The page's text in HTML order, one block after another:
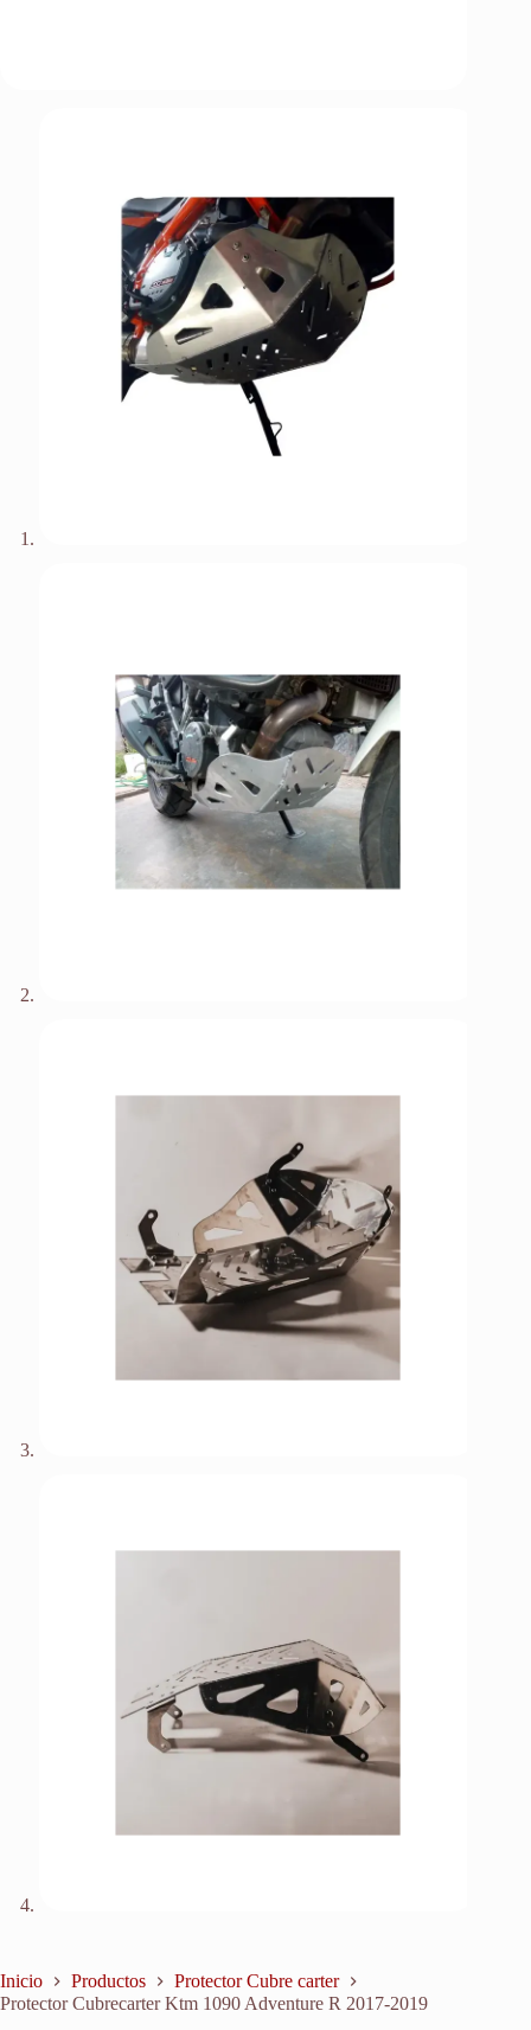
Inicio Productos
Protector Cubre carter
Protector Cubrecarter Ktm 1090 Adventure R 2017-2019